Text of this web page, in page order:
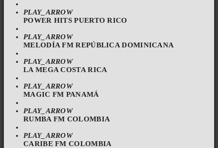
PLAY_ARROW
POWER HITS PUERTO RICO
PLAY_ARROW
MELODÍA FM REPÚBLICA DOMINICANA
PLAY_ARROW
LA MEGA COSTA RICA
PLAY_ARROW
MAGIC FM PANAMÁ
PLAY_ARROW
RUMBA FM COLOMBIA
PLAY_ARROW
CARIBE FM COLOMBIA